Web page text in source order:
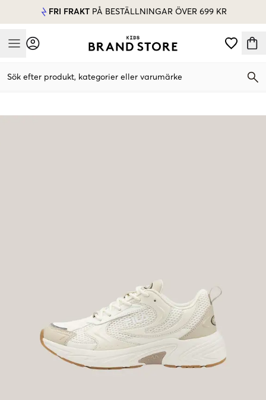
FRI FRAKT PÅ BESTÄLLNINGAR ÖVER 699 KR
Mobile Menu
Sök efter produkt, kategorier eller varumärke